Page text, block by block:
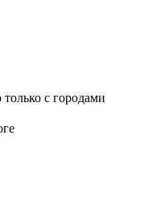
с городами